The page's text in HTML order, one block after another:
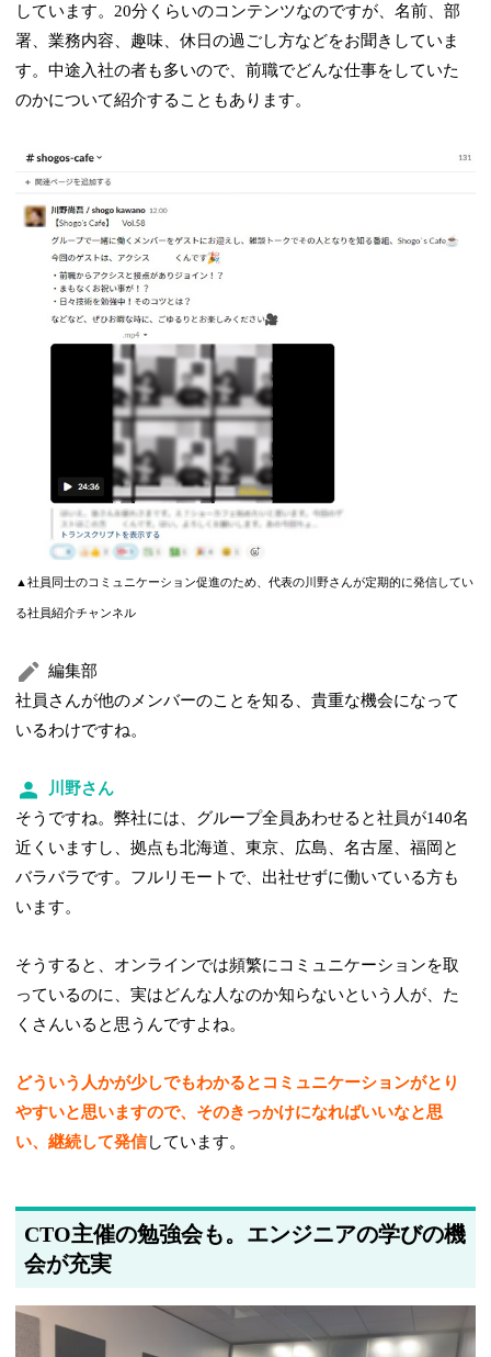
しています。20分くらいのコンテンツなのですが、名前、部
署、業務内容、趣味、休日の過ごし方などをお聞きしていま
す。中途入社の者も多いので、前職でどんな仕事をしていた
のかについて紹介することもあります。
▲社員同士のコミュニケーション促進のため、代表の川野さんが定期的に発信してい
る社員紹介チャンネル
編集部
社員さんが他のメンバーのことを知る、貴重な機会になって
いるわけですね。
川野さん
そうですね。弊社には、グループ全員あわせると社員が140名
近くいますし、拠点も北海道、東京、広島、名古屋、福岡と
バラバラです。フルリモートで、出社せずに働いている方も
います。
そうすると、オンラインでは頻繁にコミュニケーションを取
っているのに、実はどんな人なのか知らないという人が、た
くさんいると思うんですよね。
どういう人かが少しでもわかるとコミュニケーションがとり
やすいと思いますので、そのきっかけになればいいなと思
い、継続して発信しています。
CTO主催の勉強会も。エンジニアの学びの機
会が充実